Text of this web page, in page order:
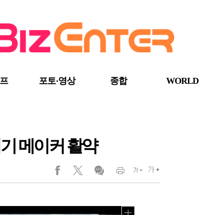
포토·영상 종합 WORLD
메이커 활약